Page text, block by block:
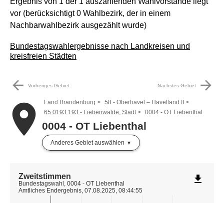
vor (berücksichtigt 0 Wahlbezirk, der in einem
Nachbarwahlbezirk ausgezählt wurde)
Bundestagswahlergebnisse nach Landkreisen und
kreisfreien Städten
arrow_back Vorheriges Gebiet Nächstes Gebiet arrow_forward
placeLand Brandenburg
58 - Oberhavel – Havelland II
65 0193 193 - Liebenwalde, Stadt
0004 - OT Liebenthal
0004 - OT Liebenthal
Anderes Gebiet auswählen
Zweitstimmen
Bundestagswahl, 0004 - OT Liebenthal
Amtliches Endergebnis, 07.08.2025, 08:44:55
file_download